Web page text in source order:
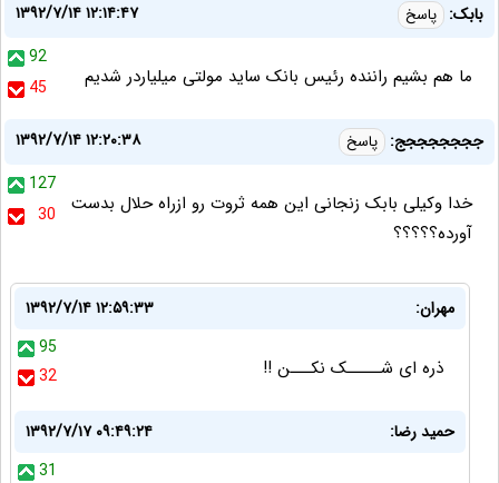
بابک: پاسخ
۱۳۹۲/۷/۱۴ ۱۲:۱۴:۴۷
92
45
ما هم بشیم راننده رئیس بانک ساید مولتی میلیاردر شدیم
جججججججج: پاسخ
۱۳۹۲/۷/۱۴ ۱۲:۲۰:۳۸
127
30
خدا وکیلی بابک زنجانی این همه ثروت رو ازراه حلال بدست
آورده؟؟؟؟؟
مهران:
۱۳۹۲/۷/۱۴ ۱۲:۵۹:۳۳
95
32
ذره ای شـــــک نکـــن !!
حميد رضا:
۱۳۹۲/۷/۱۷ ۰۹:۴۹:۲۴
31